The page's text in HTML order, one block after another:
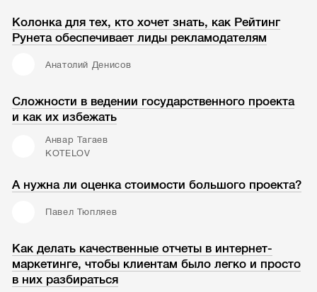
Колонка для тех, кто хочет знать, как Рейтинг
Рунета обеспечивает лиды рекламодателям
Анатолий Денисов
Сложности в ведении государственного проекта
и как их избежать
Анвар Тагаев
KOTELOV
А нужна ли оценка стоимости большого проекта?
Павел Тюпляев
Как делать качественные отчеты в интернет-
маркетинге, чтобы клиентам было легко и просто
в них разбираться